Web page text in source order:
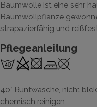
Baumwolle ist eine sehr
Baumwollpflanze
strapazierfähig und
Pflegeanleitung
40° Buntwäsche, nicht
chemisch reinigen